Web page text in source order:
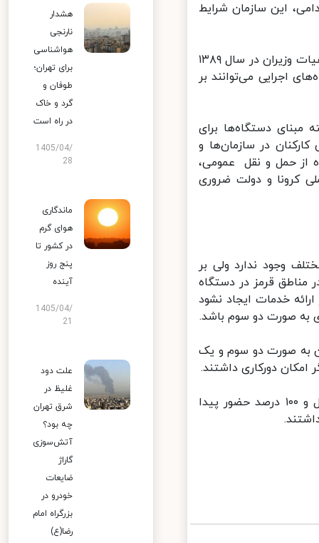
این سازمان شرایط
سازمان اداری و استخدامی بر این نیز تاکید داشت که به استناد مصوبه هیات وزیران در سال ۱۳۸۹
اجرایی می‌توانند بر
مبنای دستگاه‌ها برای
در سازمان‌ها و
از حمل و نقل عمومی،
و دولت ضروری
وجود ندارد ولی بر
در مناطق قرمز در دستگاه
در ارائه خدمات ایجاد نشود
صورت دو سوم باشد.
به صورت دو سوم و یک
در مناطق زرد نیز کارکنان دستگاه های با خدمات ضروری باید به طور کامل و ۱۰۰ درصد حضور پیدا
هشدار
نارنجی
هواشناسی
برای تهران؛
طوفان و
گرد و خاک
در راه است
1405/04/
28
ماندگاری
هوای گرم
در کشور تا
پنج روز
آینده
1405/04/
علت دود
غلیظ در
شرق تهران
چه بود؟
آتش‌سوزی
گاراژ
ضایعات
خودرو در
بزرگراه امام
رضا(ع)